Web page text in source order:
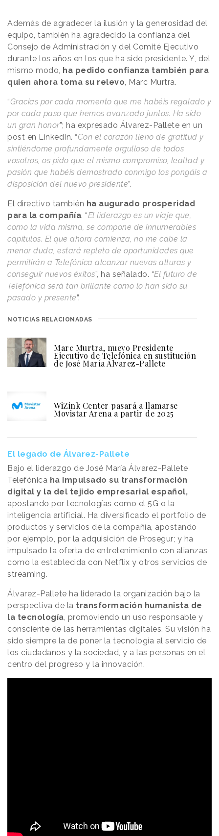
Además de agradecer la ilusión y la generosidad del
equipo, también ha agradecido la confianza del
Consejo de Administración y del Comité Ejecutivo
durante los años en los que ha sido presidente. Y, del
mismo modo, ha pedido confianza también para
quien ahora toma su relevo , Marc Murtra.
“Gracias por cada momento que me habéis regalado y
por cada paso que hemos avanzado juntos. Ha sido
un gran honor”; ha expresado Álvarez-Pallete en un
post en LinkedIn. “Con el corazón lleno de gratitud y
sintiéndome profundamente orgulloso de todos
vosotros, os pido que el mismo compromiso, lealtad y
pasión que habéis demostrado conmigo los pongáis a
disposición del nuevo presidente”.
El directivo también ha augurado prosperidad
para la compañía. “El liderazgo es un viaje que,
como la vida misma, se compone de innumerables
capítulos. El que ahora comienza, no me cabe la
menor duda, estará repleto de oportunidades que
permitirán a Telefónica alcanzar nuevas alturas y
conseguir nuevos éxitos”, ha señalado. “El futuro de
Telefónica será tan brillante como lo han sido su
pasado y presente”.
NOTICIAS RELACIONADAS
Marc Murtra, nuevo Presidente
Ejecutivo de Telefónica en sustitución
de José María Álvarez-Pallete
WiZink Center pasará a llamarse
Movistar Arena a partir de 2025
El legado de Álvarez-Pallete
Bajo el liderazgo de José María Álvarez-Pallete
Telefónica ha impulsado su transformación
digital y la del tejido empresarial español,
apostando por tecnologías como el 5G o la
inteligencia artificial. Ha diversificado el portfolio de
productos y servicios de la compañía, apostando
por ejemplo, por la adquisición de Prosegur; y ha
impulsado la oferta de entretenimiento con alianzas
como la establecida con Netflix y otros servicios de
streaming.
Álvarez-Pallete ha liderado la organización bajo la
perspectiva de la transformación humanista de
la tecnología , promoviendo un uso responsable y
consciente de las herramientas digitales. Su visión ha
sido siempre la de poner la tecnología al servicio de
los ciudadanos y la sociedad, y a las personas en el
centro del progreso y la innovación.